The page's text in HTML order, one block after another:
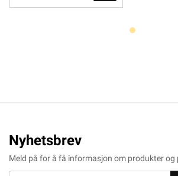
Nyhetsbrev
Meld på for å få informasjon om produkter og